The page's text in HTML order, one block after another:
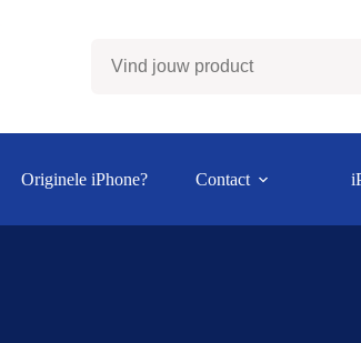
Originele iPhone? Contact